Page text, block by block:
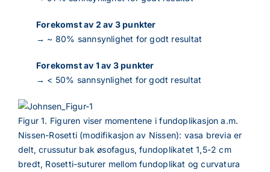
Forekomst av 2 av 3 punkter
→ ~ 80% sannsynlighet for godt resultat
Forekomst av 1 av 3 punkter
→ < 50% sannsynlighet for godt resultat
Figur 1. Figuren viser momentene i fundoplikasjon a.m.
Nissen-Rosetti (modifikasjon av Nissen): vasa brevia er
delt, crussutur bak øsofagus, fundoplikatet 1,5-2 cm
bredt, Rosetti-suturer mellom fundoplikat og curvatura